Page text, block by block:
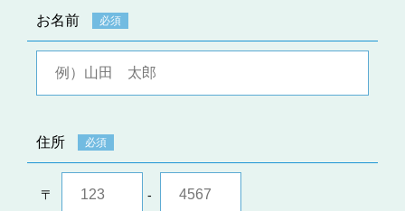
お名前 必須
住所 必須
〒 -